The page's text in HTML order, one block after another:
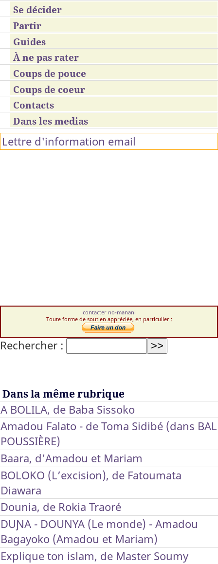
Se décider
Partir
Guides
À ne pas rater
Coups de pouce
Coups de coeur
Contacts
Dans les medias
Lettre d'information email
contacter no-manani
Toute forme de soutien appréciée, en particulier :
Rechercher :
Dans la même rubrique
A BOLILA, de Baba Sissoko
Amadou Falato - de Toma Sidibé (dans BAL
POUSSIÈRE)
Baara, d’Amadou et Mariam
BOLOKO (L’excision), de Fatoumata
Diawara
Dounia, de Rokia Traoré
DUƝA - DOUNYA (Le monde) - Amadou
Bagayoko (Amadou et Mariam)
Explique ton islam, de Master Soumy